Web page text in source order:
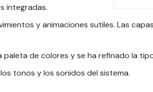
integradas.
y animaciones sutiles. Las
paleta de colores y se ha refinado la
tonos y los sonidos del sistema.